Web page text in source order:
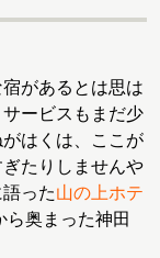
があるとは思は
ービスもまだ少
はくは、ここが
たりしませんや
った山の上ホテ
ら奥まった神田